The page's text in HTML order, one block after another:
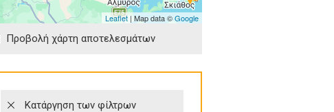
Leaflet | Map data ©Google
Προβολή χάρτη αποτελεσμάτων
Κατάργηση των φίλτρων